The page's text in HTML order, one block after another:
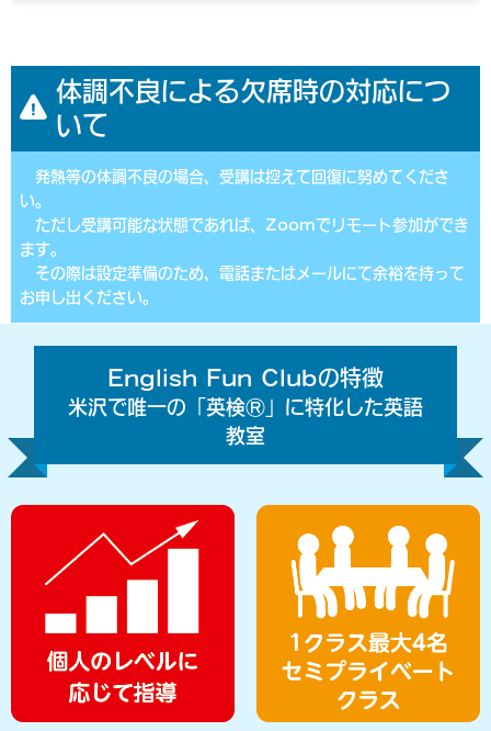
体調不良による欠席時の対応につ
いて
発熱等の体調不良の場合、受講は控えて回復に努めてくださ
い。
ただし受講可能な状態であれば、Zoomでリモート参加ができ
ます。
その際は設定準備のため、電話またはメールにて余裕を持って
お申し出ください。
English Fun Clubの特徴
米沢で唯一の「英検Ⓡ」に特化した英語
教室